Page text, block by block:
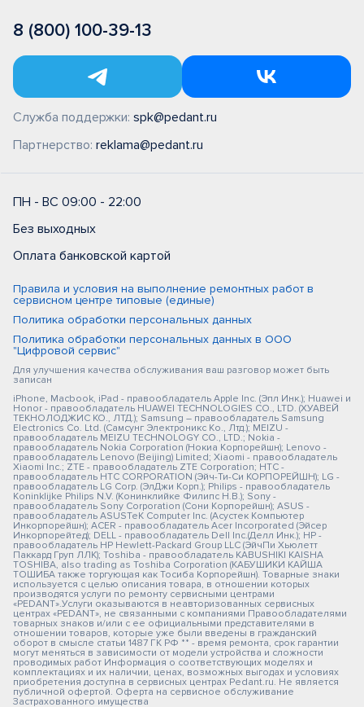
8 (800) 100-39-13
Служба поддержки: spk@pedant.ru
Партнерство: reklama@pedant.ru
ПН - ВС 09:00 - 22:00
Без выходных
Оплата банковской картой
Правила и условия на выполнение ремонтных работ в
сервисном центре типовые (единые)
Политика обработки персональных данных
Политика обработки персональных данных в ООО
"Цифровой сервис"
Для улучшения качества обслуживания ваш разговор может быть
записан
iPhone, Macbook, iPad - правообладатель Apple Inc. (Эпл Инк.); Huawei и
Honor - правообладатель HUAWEI TECHNOLOGIES CO., LTD. (ХУАВЕЙ
ТЕКНОЛОДЖИС КО., ЛТД.); Samsung – правообладатель Samsung
Electronics Co. Ltd. (Самсунг Электроникс Ко., Лтд.); MEIZU -
правообладатель MEIZU TECHNOLOGY CO., LTD.; Nokia -
правообладатель Nokia Corporation (Нокиа Корпорейшн); Lenovo -
правообладатель Lenovo (Beijing) Limited; Xiaomi - правообладатель
Xiaomi Inc.; ZTE - правообладатель ZTE Corporation; HTC -
правообладатель HTC CORPORATION (Эйч-Ти-Си КОРПОРЕЙШН); LG -
правообладатель LG Corp. (ЭлДжи Корп.); Philips - правообладатель
Koninklijke Philips N.V. (Конинклийке Филипс Н.В.); Sony -
правообладатель Sony Corporation (Сони Корпорейшн); ASUS -
правообладатель ASUSTeK Computer Inc. (Асустек Компьютер
Инкорпорейшн); ACER - правообладатель Acer Incorporated (Эйсер
Инкорпорейтед); DELL - правообладатель Dell Inc.(Делл Инк.); HP -
правообладатель HP Hewlett-Packard Group LLC (ЭйчПи Хьюлетт
Паккард Груп ЛЛК); Toshiba - правообладатель KABUSHIKI KAISHA
TOSHIBA, also trading as Toshiba Corporation (КАБУШИКИ КАЙША
ТОШИБА также торгующая как Тосиба Корпорейшн). Товарные знаки
используется с целью описания товара, в отношении которых
производятся услуги по ремонту сервисными центрами
«PEDANT».Услуги оказываются в неавторизованных сервисных
центрах «PEDANT», не связанными с компаниями Правообладателями
товарных знаков и/или с ее официальными представителями в
отношении товаров, которые уже были введены в гражданский
оборот в смысле статьи 1487 ГК РФ ** - время ремонта, срок гарантии
могут меняться в зависимости от модели устройства и сложности
проводимых работ Информация о соответствующих моделях и
комплектациях и их наличии, ценах, возможных выгодах и условиях
приобретения доступна в сервисных центрах Pedant.ru. Не является
публичной офертой. Оферта на сервисное обслуживание
Застрахованного имущества